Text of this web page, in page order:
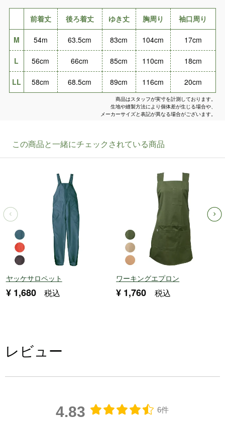
前着丈 後ろ着丈 ゆき丈 胸周り 袖口周り
M 54m 63.5cm 83cm 104cm 17cm
L 56cm 66cm 85cm 110cm 18cm
LL 58cm 68.5cm 89cm 116cm 20cm
商品はスタッフが実寸を計測しております。
生地や縫製方法により個体差が生じる場合や、
メーカーサイズと表記が異なる場合がございます。
ヤッケサロペット
¥ 1,680 税込
ワーキングエプロン
¥ 1,760 税込
レビュー
4.83 6件